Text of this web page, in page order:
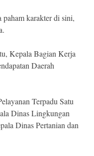
karakter di sini,
Kepala Bagian Kerja
Daerah
Terpadu Satu
Dinas Lingkungan
Dinas Pertanian dan